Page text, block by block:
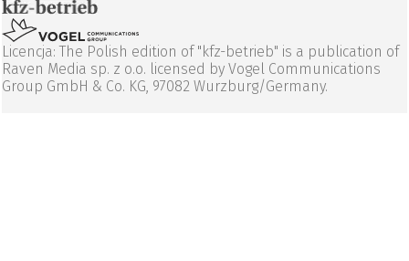
Licencja: The Polish edition of "kfz-betrieb" is a publication of
Raven Media sp. z o.o. licensed by Vogel Communications
Group GmbH & Co. KG, 97082 Wurzburg/Germany.